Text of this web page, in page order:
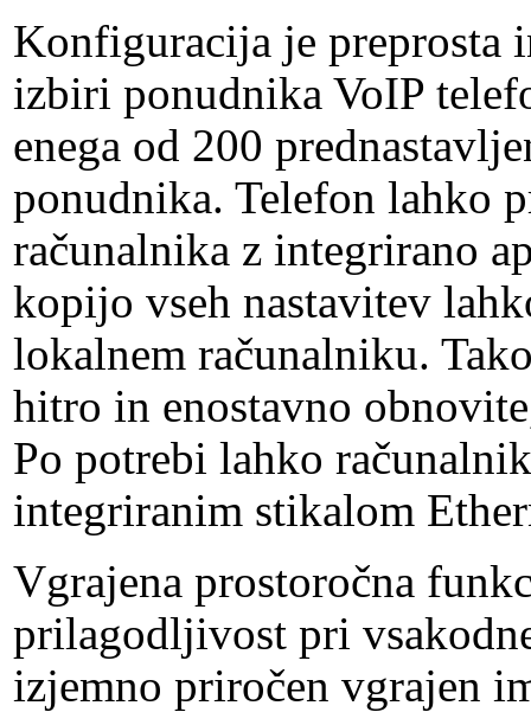
Konfiguracija je preprosta
izbiri ponudnika VoIP
enega od 200
ponudnika. Telefon lahko
računalnika z integrirano
kopijo vseh nastavitev
lokalnem računalniku.
hitro in enostavno
Po potrebi lahko
integriranim stikalom
Vgrajena prostoročna
prilagodljivost pri
izjemno priročen vgrajen